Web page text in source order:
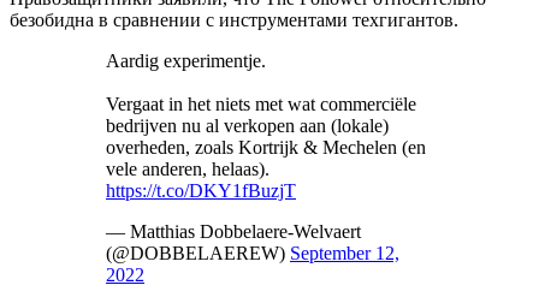
безобидна в сравнении с инструментами техгигантов.
Aardig experimentje.
Vergaat in het niets met wat commerciële
bedrijven nu al verkopen aan (lokale)
overheden, zoals Kortrijk & Mechelen (en
vele anderen, helaas).
https://t.co/DKY1fBuzjT
— Matthias Dobbelaere-Welvaert
(@DOBBELAEREW) September 12,
2022